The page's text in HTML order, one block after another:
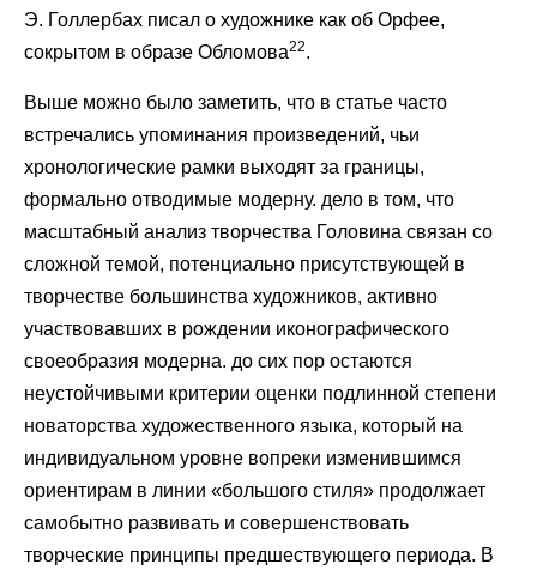
Э. Голлербах писал о художнике как об Орфее,
сокрытом в образе Обломова22.
Выше можно было заметить, что в статье часто
встречались упоминания произведений, чьи
хронологические рамки выходят за границы,
формально отводимые модерну. дело в том, что
масштабный анализ творчества Головина связан со
сложной темой, потенциально присутствующей в
творчестве большинства художников, активно
участвовавших в рождении иконографического
своеобразия модерна. до сих пор остаются
неустойчивыми критерии оценки подлинной степени
новаторства художественного языка, который на
индивидуальном уровне вопреки изменившимся
ориентирам в линии «большого стиля» продолжает
самобытно развивать и совершенствовать
творческие принципы предшествующего периода. В